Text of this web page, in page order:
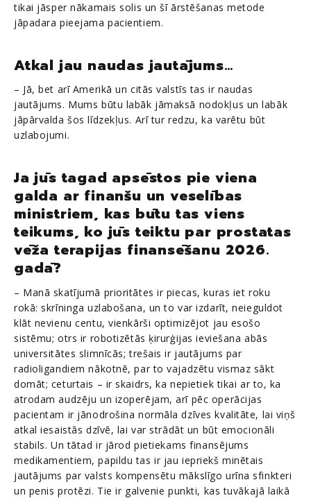
tikai jāsper nākamais solis un šī ārstēšanas metode
jāpadara pieejama pacientiem.
Atkal jau naudas jautājums…
– Jā, bet arī Amerikā un citās valstīs tas ir naudas
jautājums. Mums būtu labāk jāmaksā nodokļus un labāk
jāpārvalda šos līdzekļus. Arī tur redzu, ka varētu būt
uzlabojumi.
Ja jūs tagad apsēstos pie viena
galda ar finanšu un veselības
ministriem, kas būtu tas viens
teikums, ko jūs teiktu par prostatas
vēža terapijas finansēšanu 2026.
gadā?
– Manā skatījumā prioritātes ir piecas, kuras iet roku
rokā: skrīninga uzlabošana, un to var izdarīt, neieguldot
klāt nevienu centu, vienkārši optimizējot jau esošo
sistēmu; otrs ir robotizētās ķirurģijas ieviešana abās
universitātes slimnīcās; trešais ir jautājums par
radioligandiem nākotnē, par to vajadzētu vismaz sākt
domāt; ceturtais – ir skaidrs, ka nepietiek tikai ar to, ka
atrodam audzēju un izoperējam, arī pēc operācijas
pacientam ir jānodrošina normāla dzīves kvalitāte, lai viņš
atkal iesaistās dzīvē, lai var strādāt un būt emocionāli
stabils. Un tātad ir jārod pietiekams finansējums
medikamentiem, papildu tas ir jau iepriekš minētais
jautājums par valsts kompensētu mākslīgo urīna sfinkteri
un penis protēzi. Tie ir galvenie punkti, kas tuvākajā laikā